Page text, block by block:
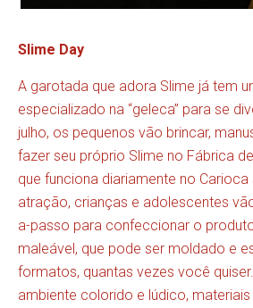
Slime Day
A garotada que adora Slime já tem
especializado na “geleca” para se
julho, os pequenos vão brincar,
fazer seu próprio Slime no Fábrica
que funciona diariamente no Carioca
atração, crianças e adolescentes
a-passo para confeccionar o
maleável, que pode ser moldado e
formatos, quantas vezes você
ambiente colorido e lúdico, materiais